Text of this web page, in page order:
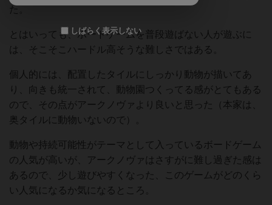
た。
とはいっても、ボードゲームを普段遊ばない人が遊ぶに
は、そこそこハードル高そうな難しさではある。
個人的には、配置したタイルにしっかり動物が描いてあ
り、向きも統一されて、動物園つくってる感がとてもある
ので、その点がアークノヴァより良いと思った（本家は、
奥タイルに動物いないので）。
動物や持続可能性がテーマとして入っているボードゲーム
の人気が高いが、アークノヴァはさすがに難し過ぎた感は
あるので、少し遊びやすくなった、このゲームがどのくら
い人気になるか気になるところ。
しばらく表示しない